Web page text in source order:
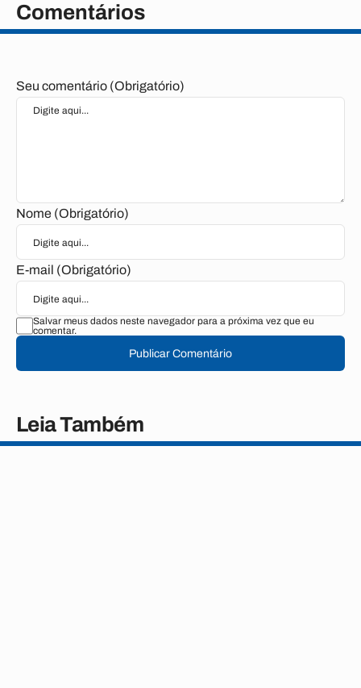
Comentários
Seu comentário (Obrigatório)
Nome (Obrigatório)
E-mail (Obrigatório)
Salvar meus dados neste navegador para a próxima vez que eu
comentar.
Publicar Comentário
Leia Também